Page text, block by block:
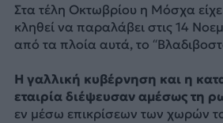
Στα τέλη Οκτωβρίου η Μόσχα είχε
κληθεί να παραλάβει στις 14
από τα πλοία αυτά, το
Η γαλλική κυβέρνηση και η
εταιρία διέψευσαν αμέσως τη
εν μέσω επικρίσεων των χωρών